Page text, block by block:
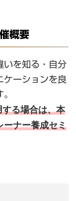
概要
いを知る・自分
ケーションを良
る場合は、本
ーナー養成セミ